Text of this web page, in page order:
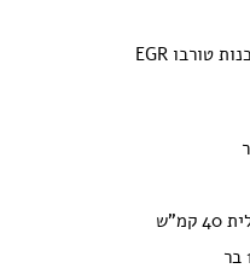
99 - 74.2 כ"ס , 4 בוכנות טורבו EGR